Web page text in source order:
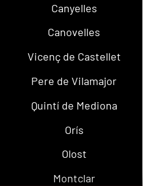
Canyelles
Canovelles
Vicenç de Castellet
Pere de Vilamajor
Quintí de Mediona
Orís
Olost
Montclar